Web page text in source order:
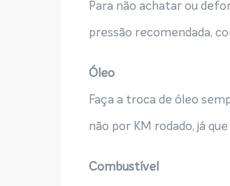
Para não achatar ou
pressão recomendada,
Óleo
Faça a troca de óleo
não por KM rodado, já
Combustível